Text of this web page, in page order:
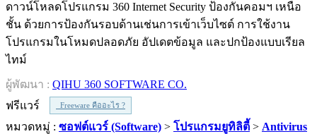
ดาวน์โหลดโปรแกรม 360 Internet Security ป้องกันคอมฯ เหนือ
ชั้น ด้วยการป้องกันรอบด้านเช่นการเข้าเว็บไซต์ การใช้งาน
โปรแกรมในโหมดปลอดภัย อัปเดตข้อมูล และปกป้องแบบเรียล
ไทม์
ผู้พัฒนา : QIHU 360 SOFTWARE CO.
ฟรีแวร์
Freeware คืออะไร ?
หมวดหมู่ : ซอฟต์แวร์ (Software) > โปรแกรมยูทิลิตี้ > Antivirus